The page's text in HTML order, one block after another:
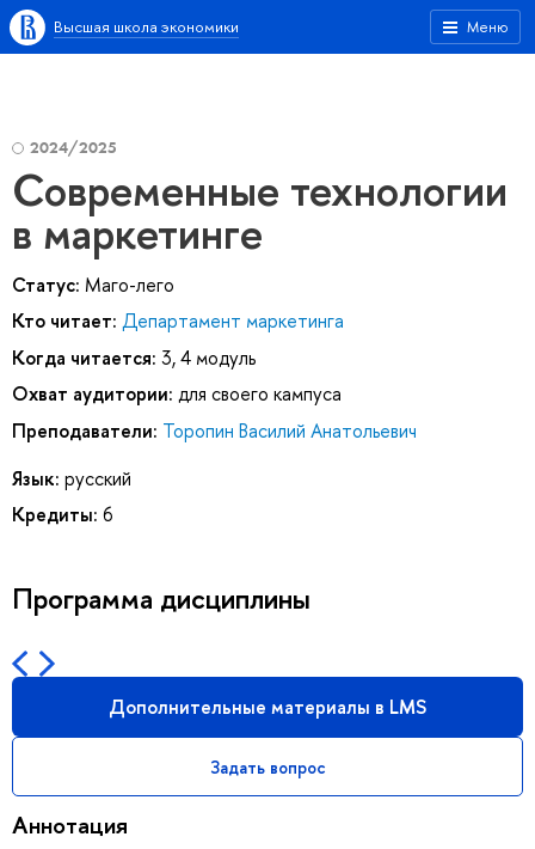
Меню
Высшая школа экономики
2024/2025
Современные технологии
в маркетинге
Статус: Маго-лего
Кто читает: Департамент маркетинга
Когда читается: 3, 4 модуль
Охват аудитории: для своего кампуса
Преподаватели: Торопин Василий Анатольевич
Язык: русский
Кредиты: 6
Программа дисциплины
Дополнительные материалы в LMS
Задать вопрос
Аннотация